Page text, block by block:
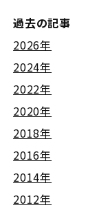
過去の記事
2026年
2024年
2022年
2020年
2018年
2016年
2014年
2012年